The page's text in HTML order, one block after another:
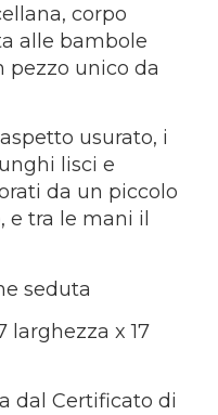
corpo
alle bambole
pezzo unico da
usurato, i
lisci e
da un piccolo
tra le mani il
seduta
larghezza x 17
dal Certificato di